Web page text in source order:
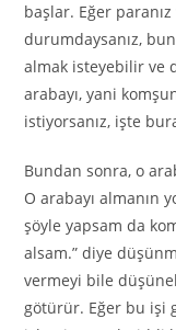
başlar. Eğer
durumdaysanız,
almak isteyebilir ve
arabayı, yani
istiyorsanız, işte
Bundan sonra, o
O arabayı almanın
şöyle yapsam da
alsam.” diye
vermeyi bile
götürür. Eğer bu işi